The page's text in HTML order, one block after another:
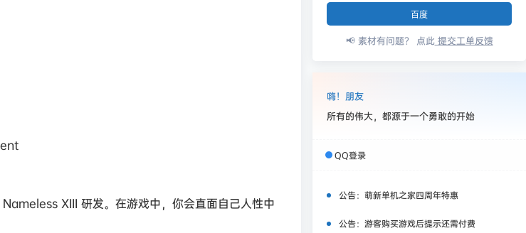
XIII 研发。在游戏中，你会直面自己人性中
百度
📢 素材有问题？ 点此提交工单反馈
嗨！朋友
所有的伟大，都源于一个勇敢的开始
QQ登录
公告： 萌新单机之家四周年特惠
公告： 游客购买游戏后提示还需付费